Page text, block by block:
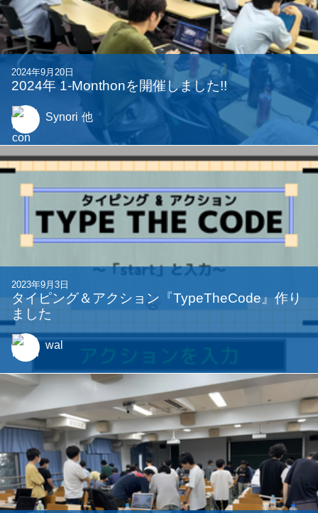
2023年11月21日
School Breakin' Tag -新感覚おにごっこ-
2024年9月20日
2024年 1-Monthonを開催しました!!
Synori 他